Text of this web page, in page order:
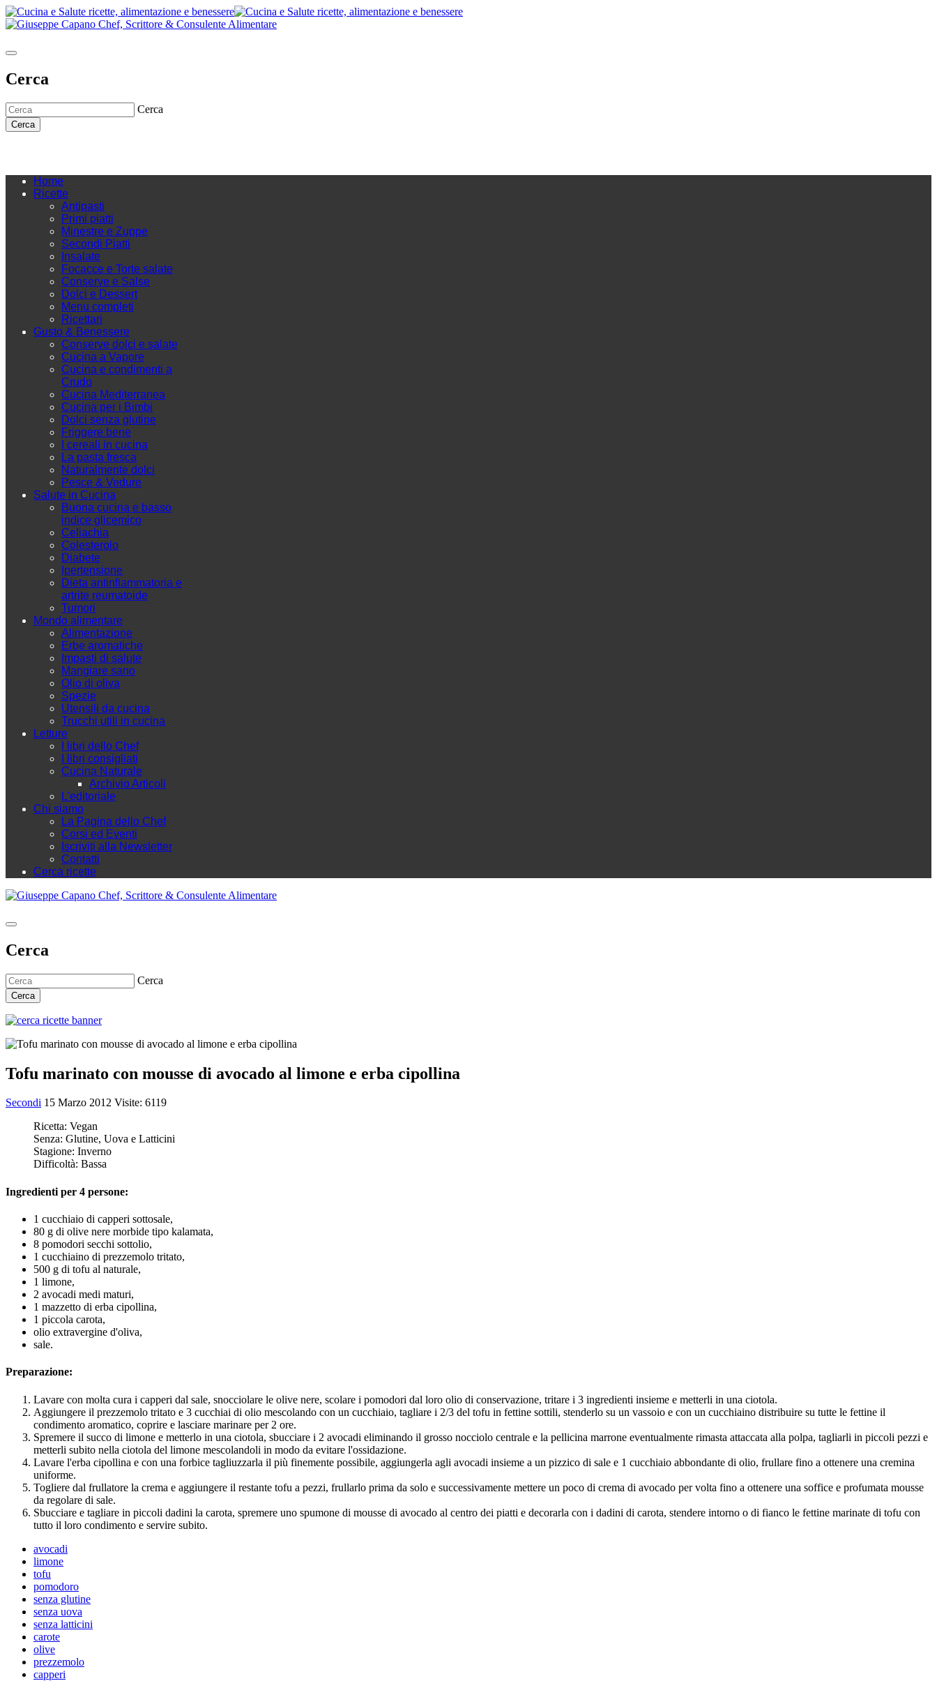
Cerca
Cerca
Cerca
Home
Ricette
Antipasti
Primi piatti
Minestre e Zuppe
Secondi Piatti
Insalate
Focacce e Torte salate
Conserve e Salse
Dolci e Dessert
Menu completi
Ricettari
Gusto & Benessere
Conserve dolci e salate
Cucina a Vapore
Cucina e condimenti a
Crudo
Cucina Mediterranea
Cucina per i Bimbi
Dolci senza glutine
Friggere bene
I cereali in cucina
La pasta fresca
Naturalmente dolci
Pesce & Vedure
Salute in Cucina
Buona cucina e basso
indice glicemico
Celiachia
Colesterolo
Diabete
Ipertensione
Dieta antinfiammatoria e
artrite reumatoide
Tumori
Mondo alimentare
Alimentazione
Erbe aromatiche
Impasti di salute
Mangiare sano
Olio di oliva
Spezie
Utensili da cucina
Trucchi utili in cucina
Letture
I libri dello Chef
I libri consigliati
Cucina Naturale
Archivio Articoli
L'editoriale
Chi siamo
La Pagina dello Chef
Corsi ed Eventi
Iscriviti alla Newsletter
Contatti
Cerca ricette
Cerca
Cerca
Cerca
Tofu marinato con mousse di avocado al limone e erba cipollina
Secondi 15 Marzo 2012 Visite: 6119
Ricetta: Vegan
Senza: Glutine, Uova e Latticini
Stagione: Inverno
Difficoltà: Bassa
Ingredienti per 4 persone:
1 cucchiaio di capperi sottosale,
80 g di olive nere morbide tipo kalamata,
8 pomodori secchi sottolio,
1 cucchiaino di prezzemolo tritato,
500 g di tofu al naturale,
1 limone,
2 avocadi medi maturi,
1 mazzetto di erba cipollina,
1 piccola carota,
olio extravergine d'oliva,
sale.
Preparazione:
Lavare con molta cura i capperi dal sale, snocciolare le olive nere, scolare i pomodori dal loro olio di conservazione, tritare i 3 ingredienti insieme e metterli in una ciotola.
Aggiungere il prezzemolo tritato e 3 cucchiai di olio mescolando con un cucchiaio, tagliare i 2/3 del tofu in fettine sottili, stenderlo su un vassoio e con un cucchiaino distribuire su tutte le fettine il
condimento aromatico, coprire e lasciare marinare per 2 ore.
Spremere il succo di limone e metterlo in una ciotola, sbucciare i 2 avocadi eliminando il grosso nocciolo centrale e la pellicina marrone eventualmente rimasta attaccata alla polpa, tagliarli in piccoli pezzi e
metterli subito nella ciotola del limone mescolandoli in modo da evitare l'ossidazione.
Lavare l'erba cipollina e con una forbice tagliuzzarla il più finemente possibile, aggiungerla agli avocadi insieme a un pizzico di sale e 1 cucchiaio abbondante di olio, frullare fino a ottenere una cremina
uniforme.
Togliere dal frullatore la crema e aggiungere il restante tofu a pezzi, frullarlo prima da solo e successivamente mettere un poco di crema di avocado per volta fino a ottenere una soffice e profumata mousse
da regolare di sale.
Sbucciare e tagliare in piccoli dadini la carota, spremere uno spumone di mousse di avocado al centro dei piatti e decorarla con i dadini di carota, stendere intorno o di fianco le fettine marinate di tofu con
tutto il loro condimento e servire subito.
avocadi
limone
tofu
pomodoro
senza glutine
senza uova
senza latticini
carote
olive
prezzemolo
capperi